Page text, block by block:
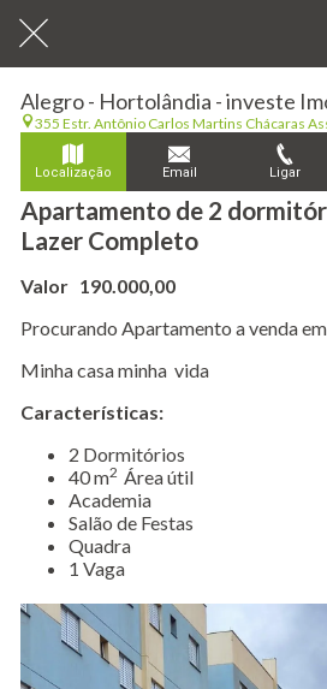
Alegro - Hortolândia - investe
355 Estr. Antônio Carlos Martins Chácaras
Localização Email Ligar
Apartamento de 2
Lazer Completo
Valor 190.000,00
Procurando Apartamento a venda
Minha casa minha vida
Características:
​2 Dormitórios
40 m2 Área útil
Academia
Salão de Festas
Quadra
1 Vaga